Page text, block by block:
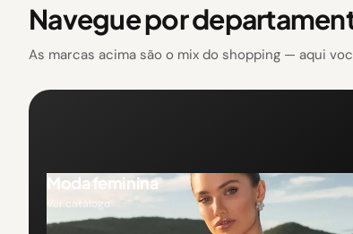
Navegue por
As marcas acima são o mix do shopping — aqui
Moda feminina
Ver catálogo